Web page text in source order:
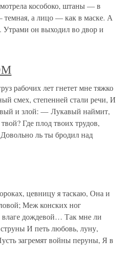
кособоко, штаны — в
темная, а лицо — как в маске. А
Утрами он выходил во двор и
рабочих лет гнетет мне тяжко
смех, степенней стали речи, И
и злой: — Лукавый наймит,
Где плод твоих трудов,
ль ты бродил над
цевницу я таскаю, Она и
Меж конских ног
дождевой… Так мне ли
И петь любовь, луну,
загремят войны перуны, Я в